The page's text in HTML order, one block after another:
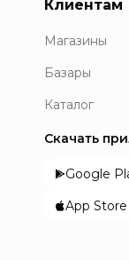
Клиентам
Магазины
Базары
Каталог
Скачать
Google
App Store